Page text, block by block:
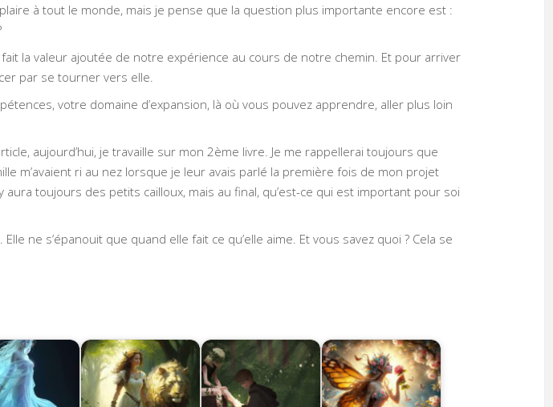
à tout le monde, mais je pense que la question plus importante encore est :
la valeur ajoutée de notre expérience au cours de notre chemin. Et pour arriver
par se tourner vers elle.
votre domaine d’expansion, là où vous pouvez apprendre, aller plus loin
aujourd’hui, je travaille sur mon 2ème livre. Je me rappellerai toujours que
m’avaient ri au nez lorsque je leur avais parlé la première fois de mon projet
aura toujours des petits cailloux, mais au final, qu’est-ce qui est important pour soi
ne s’épanouit que quand elle fait ce qu’elle aime. Et vous savez quoi ? Cela se